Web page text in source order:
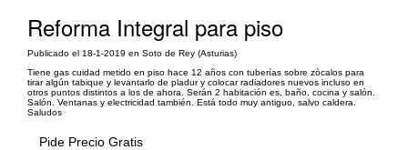
Reforma Integral para piso
Publicado el 18-1-2019 en Soto de Rey (Asturias)
Tiene gas cuidad metido en piso hace 12 años con tuberías sobre zócalos para
tirar algún tabique y levantarlo de pladur y colocar radiadores nuevos incluso en
otros puntos distintos a los de ahora. Serán 2 habitación es, baño, cocina y salón.
Salón. Ventanas y electricidad también. Está todo muy antiguo, salvo caldera.
Saludos
Pide Precio Gratis